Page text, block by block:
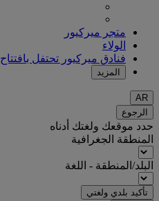
متجر ميركيور
الولاء
فنادق ميركيور تحتفل بافتتاح 1000 فندق
المزيد
AR
الرجوع
حدد موقعك ولغتك أدناه
المنطقة الجغرافية
البلد/المنطقة - اللغة
تأكيد بلدي ولغتي